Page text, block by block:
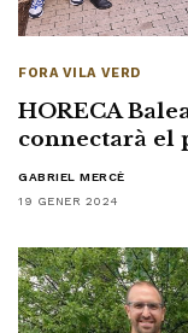
FORA VILA VERD
HORECA
connectarà el
GABRIEL MERCÈ
19 GENER 2024